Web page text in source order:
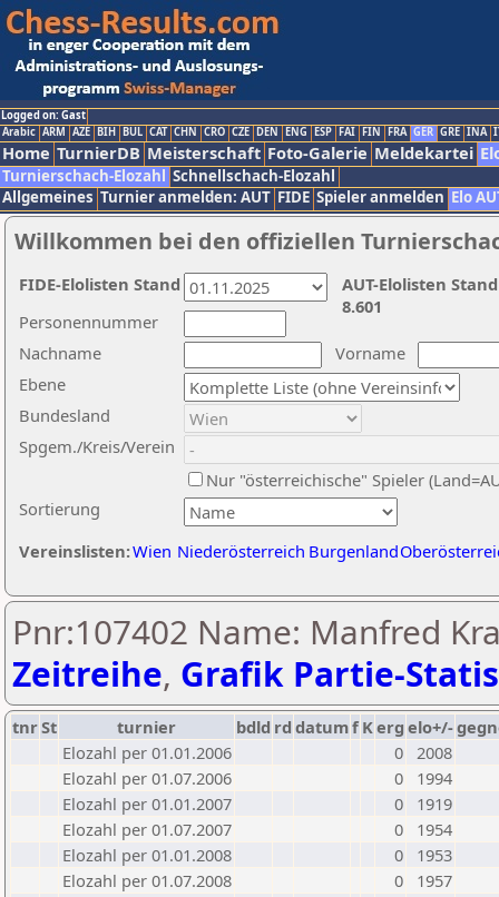
Logged on: Gast
Arabic ARM AZE BIH BUL CAT CHN CRO CZE DEN ENG ESP FAI FIN FRA GER GRE INA
Home TurnierDB Meisterschaft Foto-Galerie Meldekartei
Turnierschach-Elozahl Schnellschach-Elozahl
Allgemeines Turnier anmelden: AUT FIDE Spieler anmelden Elo
Willkommen bei den offiziellen
Nachname
Vorname
Ebene
Sortierung
Personennummer
Bundesland
Spgem./Kreis/Verein
Nur "österreichische" Spieler
Vereinslisten:Wien Niederösterreich Burgenland
AUT-Elolisten
8.601
FIDE-Elolisten Stand
Pnr:107402 Name: Manfred
Zeitreihe, Grafik Partie-
tnrSt turnier bdld rd datumf Kerg elo+/-
Elozahl per 01.01.2006
0 2008
Elozahl per 01.07.2006
0
1994
Elozahl per 01.01.2007
0
1919
Elozahl per 01.07.2007
0
1954
Elozahl per 01.01.2008
0
1953
Elozahl per 01.07.2008
0
1957